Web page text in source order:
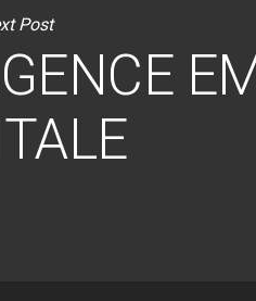
Post